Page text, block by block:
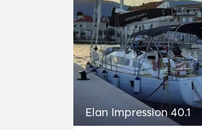
Elan Impression 40.1